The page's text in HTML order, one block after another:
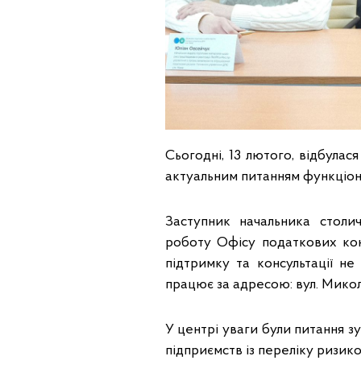
Сьогодні, 13 лютого,
актуальним питанням
Заступник начальника
роботу Офісу податкових
підтримку та
працює за адресою: вул.
У центрі уваги були питання
підприємств із переліку